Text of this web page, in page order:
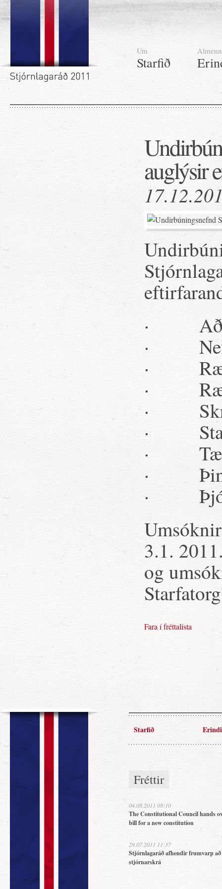
Um
Starfið
Almenn
auglýsir
·
·
·
·
·
·
·
·
·
3.1.
og
Fara í fréttalista
Starfið Erindi
Fréttir
04.08.2011 08:10
The Constitutional Council hands
bill for a new constitution
29.07.2011 11:37
Stjórnlagaráð afhendir frumvarp
stjórnarskrá